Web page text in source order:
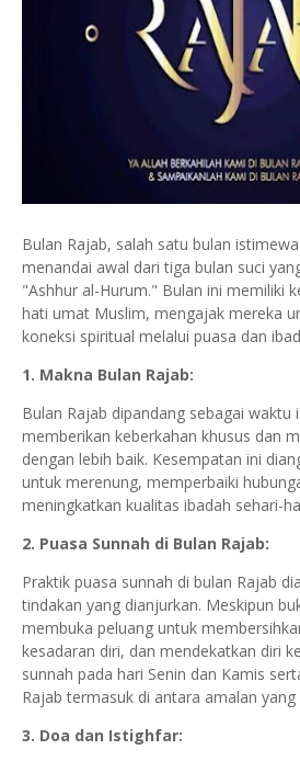
Bulan Rajab, salah satu bulan
menandai awal dari tiga bulan suci
"Ashhur al-Hurum." Bulan ini memiliki
hati umat Muslim, mengajak mereka
koneksi spiritual melalui puasa dan
1. Makna Bulan Rajab:
Bulan Rajab dipandang sebagai
memberikan keberkahan khusus dan
dengan lebih baik. Kesempatan ini
untuk merenung, memperbaiki
meningkatkan kualitas ibadah sehari-
2. Puasa Sunnah di Bulan Rajab:
Praktik puasa sunnah di bulan Rajab
tindakan yang dianjurkan. Meskipun
membuka peluang untuk
kesadaran diri, dan mendekatkan diri
sunnah pada hari Senin dan Kamis
Rajab termasuk di antara amalan yang
3. Doa dan Istighfar: